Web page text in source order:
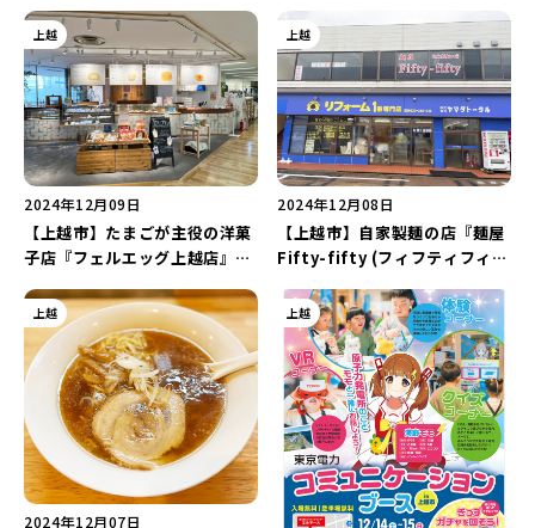
(新潟会場)と2月1日(上越会場)
に開催！事前予約で“Amazon
ギフトカード3,000円分”をプ
レゼント♪
潟県の飲酒運転の事故割合
は“全国ワースト8位”…!?
上越
2024年12月09日
【上越市】たまごが主役の洋菓
子店『フェルエッグ上越店』が
店･･･。新店舗は「パティオ」
に2月下旬オープン予定！
上越
2024年12月08日
【上越市】自家製麺の店『麺屋
Fifty-fifty (フィフティフィフ
ン！あの“老舗飲食店”が復活！
上越
2024年12月07日
上越